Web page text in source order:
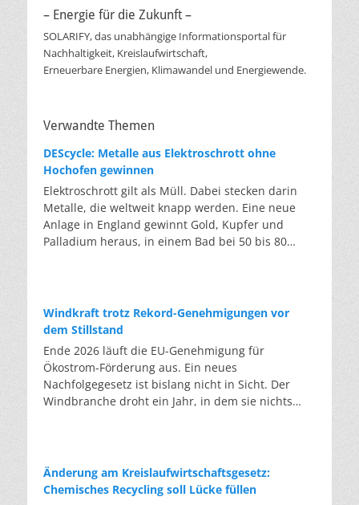
– Energie für die Zukunft –
SOLARIFY, das unabhängige Informationsportal für
Nachhaltigkeit, Kreislaufwirtschaft,
Erneuerbare Energien, Klimawandel und Energiewende.
Verwandte Themen
DEScycle: Metalle aus Elektroschrott ohne
Hochofen gewinnen
Elektroschrott gilt als Müll. Dabei stecken darin
Metalle, die weltweit knapp werden. Eine neue
Anlage in England gewinnt Gold, Kupfer und
Palladium heraus, in einem Bad bei 50 bis 80
tausend Grad ein. Energieintensiv und nur im
industriellen Großmaßstab möglich. Das Londoner
Start-up DEScycle hat im englischen Teesside eine
Demonstrationsanlage eröffnet, die ohne diese
Hitze auskommt: Ein chemisches Bad löst die
Metalle bei 50 bis 80 Grad heraus, statt sie
einzuschmelzen. Das Verfahren heißt Iono-
Platine Elektronen und macht sie dadurch löslich.
Unterschiedliche Lösungsmittel-Rezepturen holen
Windkraft trotz Rekord-Genehmigungen vor
dem Stillstand
Ende 2026 läuft die EU-Genehmigung für
Ökostrom-Förderung aus. Ein neues
Nachfolgegesetz ist bislang nicht in Sicht. Der
Windbranche droht ein Jahr, in dem sie nichts
die Verfahren laufen heute deutlich schneller. Die
Halbjahresbilanz der Branche bestätigt dieses
Änderung am Kreislaufwirtschaftsgesetz:
Chemisches Recycling soll Lücke füllen